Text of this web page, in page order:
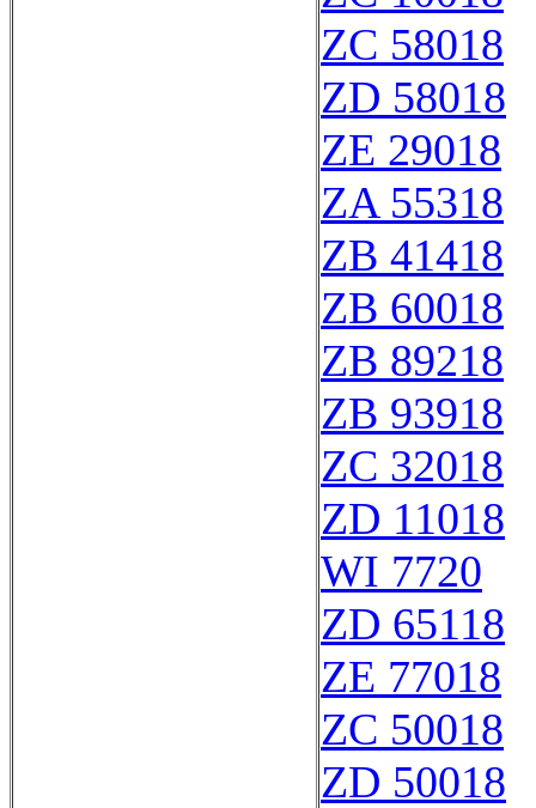
ZC 58018
ZD 58018
ZE 29018
ZA 55318
ZB 41418
ZB 60018
ZB 89218
ZB 93918
ZC 32018
ZD 11018
WI 7720
ZD 65118
ZE 77018
ZC 50018
ZD 50018